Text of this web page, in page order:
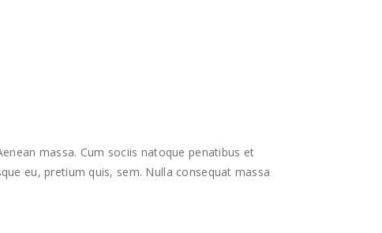
massa. Cum sociis natoque penatibus et
eu, pretium quis, sem. Nulla consequat massa